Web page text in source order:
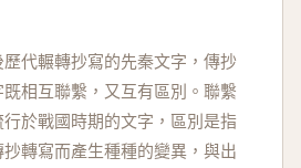
代輾轉抄寫的先秦文字，傳抄
相互聯繫，又互有區別。聯繫
於戰國時期的文字，區別是指
轉寫而產生種種的變異，與出